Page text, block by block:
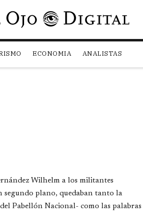
Pasar al contenido principal
ECONOMIA ANALISTAS
Wilhelm a los militantes
segundo plano, quedaban tanto la
Pabellón Nacional- como las palabras